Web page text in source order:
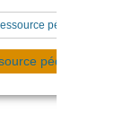
pédagogique
pédagogique